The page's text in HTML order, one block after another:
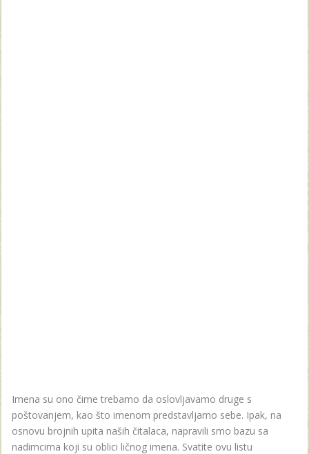
Imena su ono čime trebamo da oslovljavamo druge s
poštovanjem, kao što imenom predstavljamo sebe. Ipak, na
osnovu brojnih upita naših čitalaca, napravili smo bazu sa
nadimcima koji su oblici ličnog imena. Svatite ovu listu